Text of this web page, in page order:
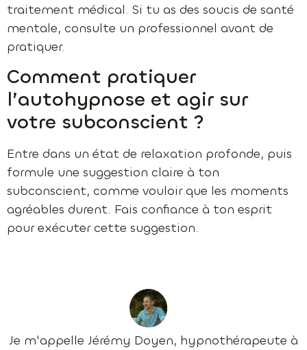
traitement médical. Si tu as des soucis de santé
mentale, consulte un professionnel avant de
pratiquer.
Comment pratiquer
l’autohypnose et agir sur
votre subconscient ?
Entre dans un état de relaxation profonde, puis
formule une suggestion claire à ton
subconscient, comme vouloir que les moments
agréables durent. Fais confiance à ton esprit
pour exécuter cette suggestion.
Je m'appelle Jérémy Doyen, hypnothérapeute à